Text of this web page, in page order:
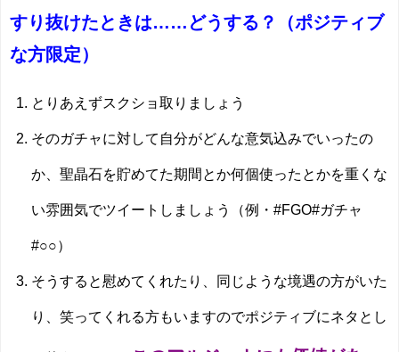
すり抜けたときは……どうする？（ポジティブ
な方限定）
とりあえずスクショ取りましょう
そのガチャに対して自分がどんな意気込みでいったの
か、聖晶石を貯めてた期間とか何個使ったとかを重くな
い雰囲気でツイートしましょう（例・#FGO#ガチャ
#○○）
そうすると慰めてくれたり、同じような境遇の方がいた
り、笑ってくれる方もいますのでポジティブにネタとし